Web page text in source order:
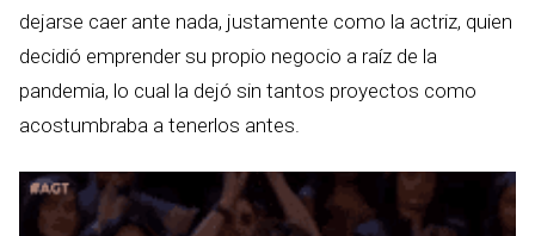
dejarse caer ante nada, justamente como la actriz, quien
decidió emprender su propio negocio a raíz de la
pandemia, lo cual la dejó sin tantos proyectos como
acostumbraba a tenerlos antes.